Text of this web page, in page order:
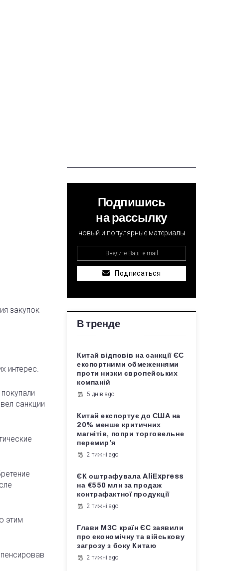
закупок
интерес.
санкции
этим
Подпишись
на рассылку
новый и популярные материалы
Подписаться
В тренде
Китай відповів на санкції ЄС
експортними обмеженнями
проти низки європейських
компаній
5 днів ago
Китай експортує до США на
20% менше критичних
магнітів, попри торговельне
перемир’я
2 тижні ago
ЄК оштрафувала AliExpress
на €550 млн за продаж
контрафактної продукції
2 тижні ago
Глави МЗС країн ЄС заявили
про економічну та військову
загрозу з боку Китаю
2 тижні ago